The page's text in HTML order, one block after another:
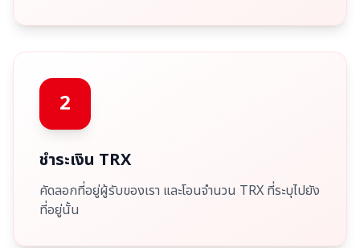
2
ชำระเงิน TRX
คัดลอกที่อยู่ผู้รับของเรา และโอนจำนวน TRX ที่ระบุไปยัง
ที่อยู่นั้น